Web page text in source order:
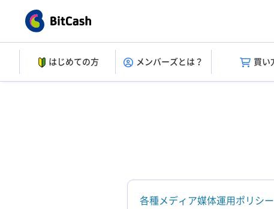
はじめての方 メンバーズとは？ 買い
各種メディア媒体運用ポリシー